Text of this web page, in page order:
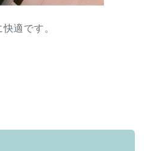
適です。